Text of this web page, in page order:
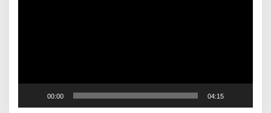
00:00 04:15